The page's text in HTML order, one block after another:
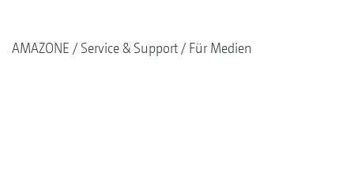
AMAZONE Service & Support Für Medien